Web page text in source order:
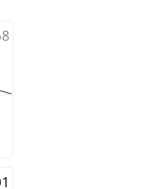
nicht verfügbar.)